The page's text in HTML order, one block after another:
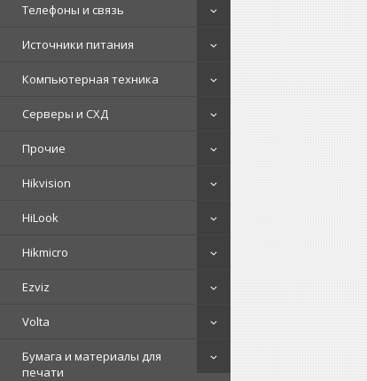
Телефоны и связь
Источники питания
Компьютерная техника
Серверы и СХД
Прочие
Hikvision
HiLook
Hikmicro
Ezviz
Volta
Бумага и материалы для
печати